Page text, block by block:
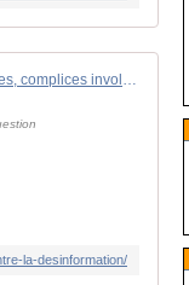
Les Big Tech américaines, complices involontaires ou alliées dans la lutte contre la désinformation ?
la-desinformation/